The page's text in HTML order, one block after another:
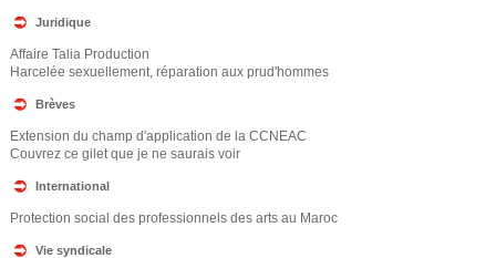
Juridique
Affaire Talia Production
Harcelée sexuellement, réparation aux prud'hommes
Brèves
Extension du champ d'application de la CCNEAC
Couvrez ce gilet que je ne saurais voir
International
Protection social des professionnels des arts au Maroc
Vie syndicale